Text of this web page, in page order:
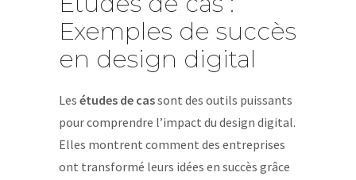
Exemples de succès
en design digital
Les études de cassont des outils puissants
pour comprendre l’impact du design digital.
Elles montrent comment des entreprises
ont transformé leurs idées en succès grâce